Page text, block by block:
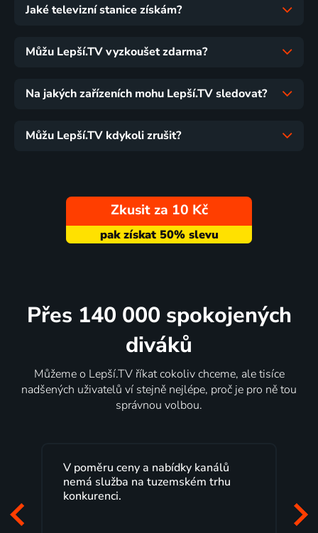
Jaké televizní stanice získám?
Můžu Lepší.TV vyzkoušet zdarma?
Na jakých zařízeních mohu Lepší.TV sledovat?
Můžu Lepší.TV kdykoli zrušit?
Zkusit za 10 Kč
Přes 140 000 spokojených
diváků
Můžeme o Lepší.TV říkat cokoliv chceme, ale tisíce
nadšených uživatelů ví stejně nejlépe, proč je pro ně tou
správnou volbou.
a nabídky kanálů
na tuzemském trhu
Lepší.TV sleduji už
maximální
začátek programu, to je